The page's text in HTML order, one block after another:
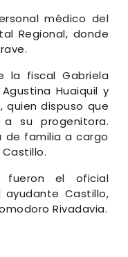
médico del
Regional, donde
la fiscal Gabriela
Huaiquil y
quien dispuso que
su progenitora.
de familia a cargo
fueron el oficial
Castillo,
Rivadavia.